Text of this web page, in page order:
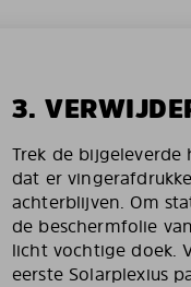
3.
Trek de
dat er
achterblijven. Om
de beschermfolie
licht vochtige doek.
eerste Solarplexius